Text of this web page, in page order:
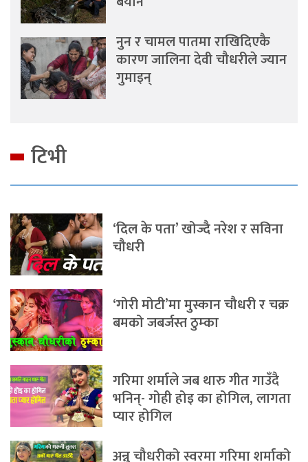
नुन र चामल पातमा राखिदिएकै
कारण जालिना देवी चौधरीले ज्यान
गुमाइन्
टिभी
‘दिल के पता’ खोज्दै नरेश र सविना
चौधरी
‘गोरी मोटी’मा मुस्कान चौधरी र चक्र
बमको जबर्जस्त ठुम्का
गरिमा शर्माले जब थारु गीत गाउँदै
भनिन्- गोही होइ का होगिल, लागता
प्यार होगिल
अन्नु चौधरीको स्वरमा गरिमा शर्माको